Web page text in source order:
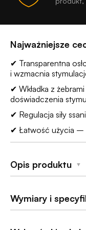
Najważniejsze
✔ Transparentna
i wzmacnia
✔ Wkładka z
doświadczenia
✔ Regulacja siły
✔ Łatwość użycia –
Opis produktu ▼
ViewTube™ See-
stymulację wizualną
Wymiary i